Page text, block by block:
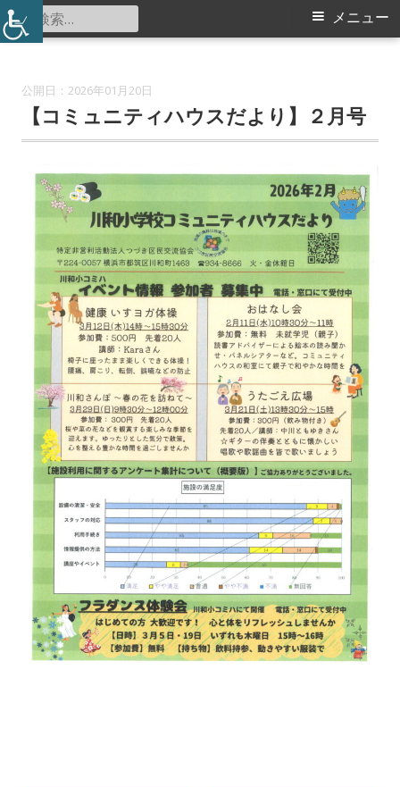
コ
ン
川和小学校コミュニティハウス
メ
メニュー
検
索:
2026年01月20日
【コミュニティハウスだより】２月号